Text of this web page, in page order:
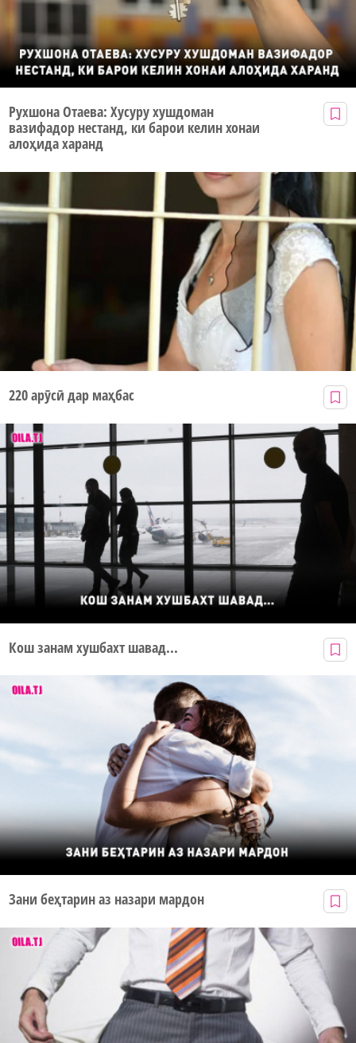
Рухшона Отаева: Хусуру хушдоман
вазифадор нестанд, ки барои келин хонаи
алоҳида харанд
220 арӯсӣ дар маҳбас
Кош занам хушбахт шавад...
Зани беҳтарин аз назари мардон